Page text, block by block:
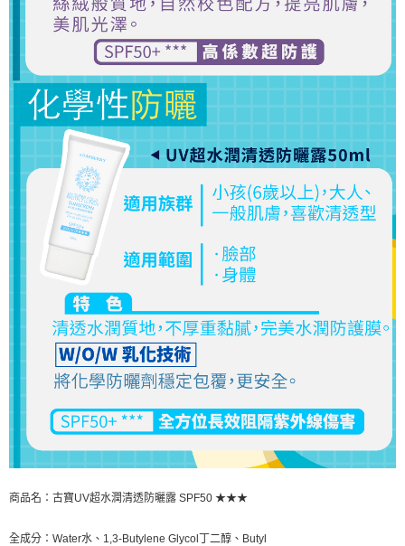
商品名：古寶UV超水潤清透防曬露 SPF50 ★★★
全成分： Water水、1,3-Butylene Glycol丁二醇、Butyl